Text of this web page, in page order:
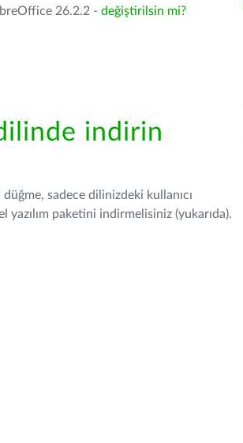
26.2.2 - değiştirilsin mi?
indirin
sadece dilinizdeki kullanıcı
yazılım paketini indirmelisiniz (yukarıda).